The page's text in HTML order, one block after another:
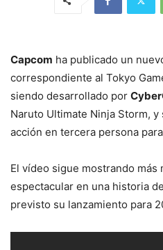
Capcom ha publicado un
correspondiente al Tokyo
siendo desarrollado por
Naruto Ultimate Ninja Storm,
acción en tercera persona para
El vídeo sigue mostrando más
espectacular en una historia
previsto su lanzamiento para